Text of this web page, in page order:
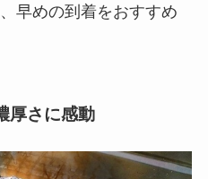
早めの到着をおすすめ
厚さに感動